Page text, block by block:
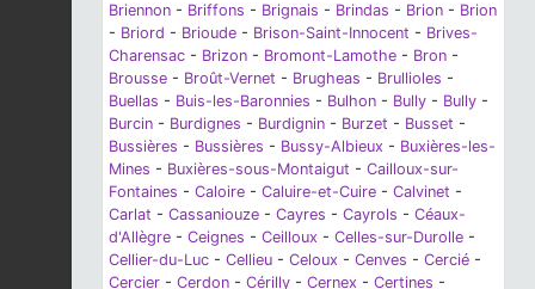
Briennon - Briffons - Brignais - Brindas - Brion - Brion
- Briord - Brioude - Brison-Saint-Innocent - Brives-
Charensac - Brizon - Bromont-Lamothe - Bron -
Brousse - Broût-Vernet - Brugheas - Brullioles -
Buellas - Buis-les-Baronnies - Bulhon - Bully - Bully -
Burcin - Burdignes - Burdignin - Burzet - Busset -
Bussières - Bussières - Bussy-Albieux - Buxières-les-
Mines - Buxières-sous-Montaigut - Cailloux-sur-
Fontaines - Caloire - Caluire-et-Cuire - Calvinet -
Carlat - Cassaniouze - Cayres - Cayrols - Céaux-
d'Allègre - Ceignes - Ceilloux - Celles-sur-Durolle -
Cellier-du-Luc - Cellieu - Celoux - Cenves - Cercié -
Cercier - Cerdon - Cérilly - Cernex - Certines -